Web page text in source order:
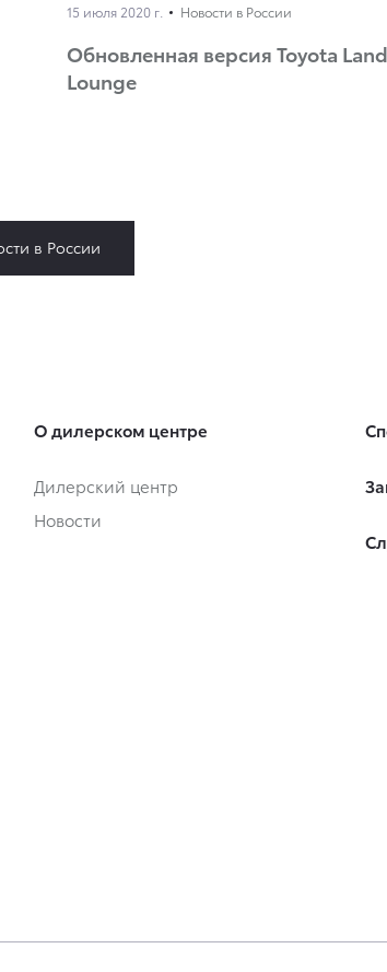
15 июля 2020 г. Новости в России
Обновленная версия Toyota
Lounge
в России
О дилерском центре
Дилерский центр
Новости